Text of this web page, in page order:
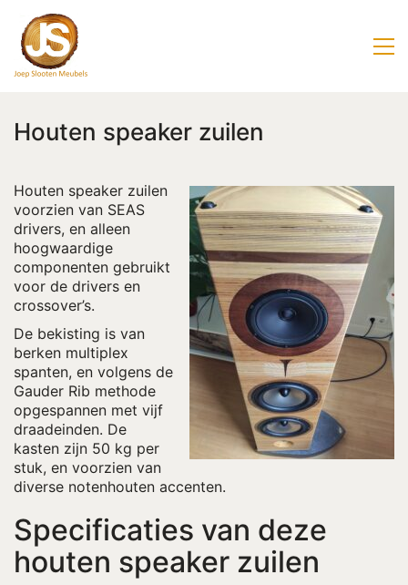
Houten speaker zuilen
Houten speaker zuilen
voorzien van SEAS
drivers, en alleen
hoogwaardige
componenten gebruikt
voor de drivers en
crossover’s.
De bekisting is van
berken multiplex
spanten, en volgens de
Gauder Rib methode
opgespannen met vijf
draadeinden. De
kasten zijn 50 kg per
stuk, en voorzien van
diverse notenhouten accenten.
Specificaties van deze
houten speaker zuilen